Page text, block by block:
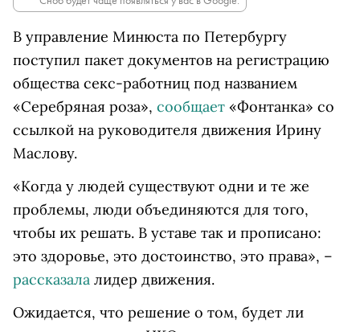
В управление Минюста по Петербургу
поступил пакет документов на регистрацию
общества секс-работниц под названием
«Серебряная роза», сообщает «Фонтанка» со
ссылкой на руководителя движения Ирину
Маслову.
«Когда у людей существуют одни и те же
проблемы, люди объединяются для того,
чтобы их решать. В уставе так и прописано:
это здоровье, это достоинство, это права», –
рассказала лидер движения.
Ожидается, что решение о том, будет ли